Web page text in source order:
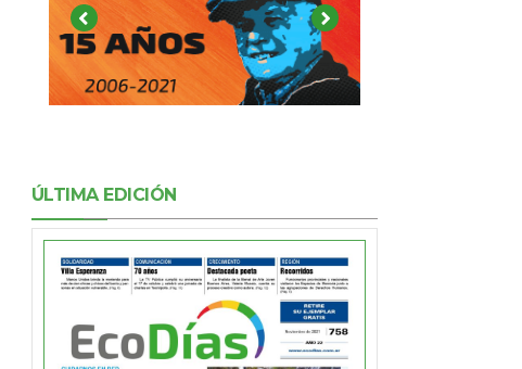
ÚLTIMA EDICIÓN